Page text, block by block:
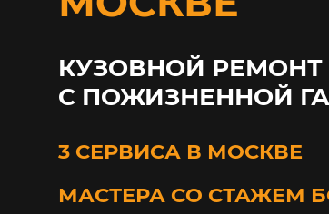
КУЗОВНОЙ РЕМОНТ
С ПОЖИЗНЕННОЙ
3 СЕРВИСА В МОСКВЕ
МАСТЕРА СО СТАЖЕМ